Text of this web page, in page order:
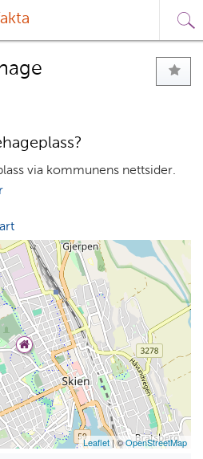
via kommunens nettsider.
Leaflet| ©OpenStreetMap